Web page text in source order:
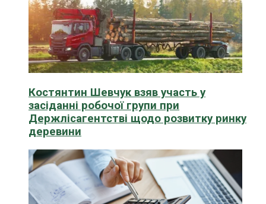
Костянтин Шевчук взяв участь у
засіданні робочої групи при
Держлісагентстві щодо розвитку ринку
деревини